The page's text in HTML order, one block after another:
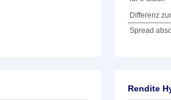
Differenz
Spread
Rendite